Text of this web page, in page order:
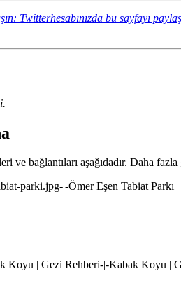
Twitterhesabınızda bu sayfayı
bağlantıları aşağıdadır. Daha
parki.jpg-|-Ömer Eşen Tabiat Parkı
Koyu | Gezi Rehberi-|-Kabak Koyu |